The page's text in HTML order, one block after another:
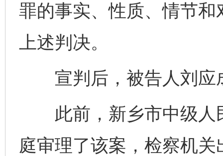
罪的事实、性质、情节
上述判决。
宣判后，被告人刘应
此前，新乡市中级人
庭审理了该案，检察机